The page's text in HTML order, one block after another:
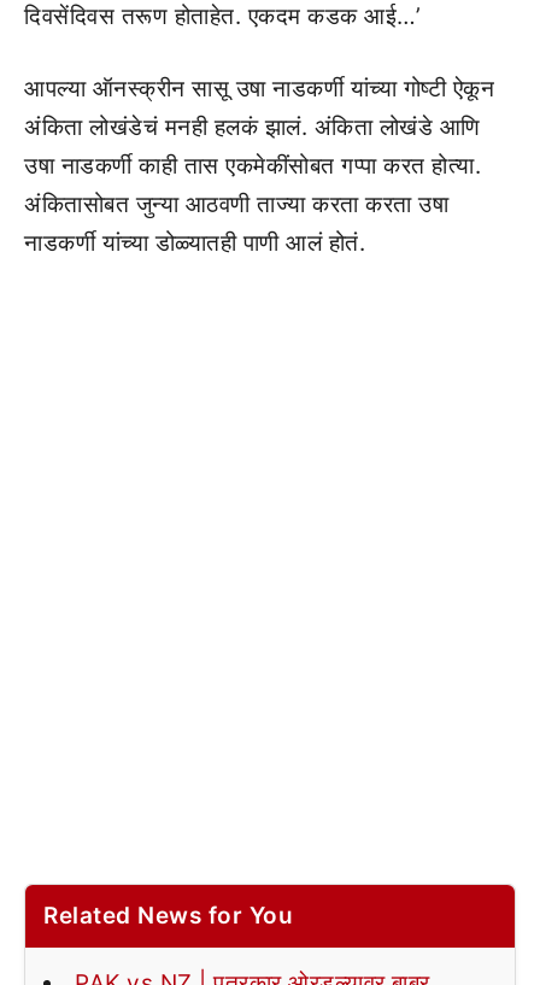
दिवसेंदिवस तरूण होताहेत. एकदम कडक आई…’
आपल्या ऑनस्क्रीन सासू उषा नाडकर्णी यांच्या गोष्टी ऐकून
अंकिता लोखंडेचं मनही हलकं झालं. अंकिता लोखंडे आणि
उषा नाडकर्णी काही तास एकमेकींसोबत गप्पा करत होत्या.
अंकितासोबत जुन्या आठवणी ताज्या करता करता उषा
नाडकर्णी यांच्या डोळ्यातही पाणी आलं होतं.
Related News for You